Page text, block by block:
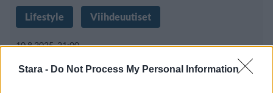
Stara - Do Not Process My Personal Information
Lifestyle Viihdeuutiset
10.8.2025, 21:00